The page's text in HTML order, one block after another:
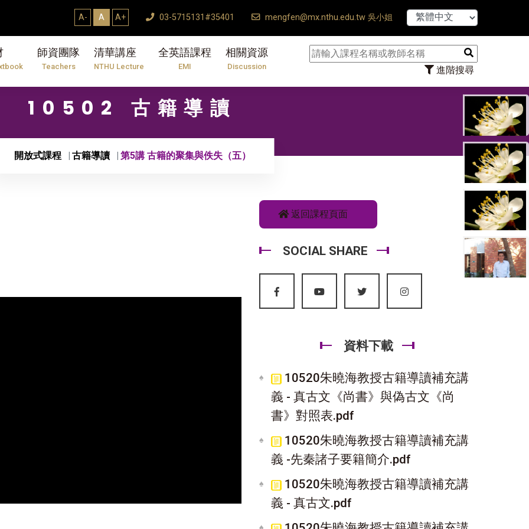
A- A A+ 03-5715131#35401 mengfen@mx.nthu.edu.tw 吳小姐
師資團隊
Teachers
清華講座
NTHU Lecture
全英語課程
EMI
相關資源
Discussion 進階搜尋
2學期研究生論文口試結束Thesis Defense Ends ♠ 【8/1】115學
10502 古籍導讀
開放式課程 古籍導讀 第5講 古籍的聚集與佚失（五）
返回課程頁面
SOCIAL SHARE
資料下載
10520朱曉海教授古籍導讀補充講
義 - 真古文《尚書》與偽古文《尚
書》對照表.pdf
10520朱曉海教授古籍導讀補充講
義 -先秦諸子要籍簡介.pdf
10520朱曉海教授古籍導讀補充講
義 - 真古文.pdf